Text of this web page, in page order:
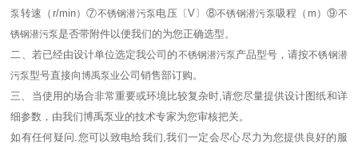
泵转速（r/min）⑦不锈钢潜污泵电压〔V〕⑧不锈钢潜污泵吸程（m）⑨不
锈钢潜污泵是否带附件以便我们的为您正确选型。
二、若已经由设计单位选定我公司的不锈钢潜污泵产品型号，请按不锈钢潜
污泵型号直接向博禹泵业公司销售部订购。
三、当使用的场合非常重要或环境比较复杂时,请您尽量提供设计图纸和详
细参数，由我们博禹泵业的技术专家为您审核把关。
如有任何疑问.您可以致电给我们,我们一定会尽心尽力为您提供良好的服